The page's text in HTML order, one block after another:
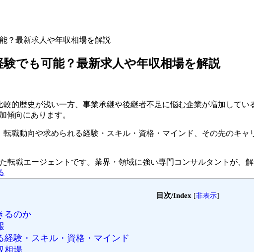
？最新求人や年収相場を解説
でも可能？最新求人や年収相場を解説
的歴史が浅い一方、事業承継や後継者不足に悩む企業が増加してい
傾向にあります。
職動向や求められる経験・スキル・資格・マインド、その先のキャ
転職エージェントです。 業界・領域に強い専門コンサルタントが、
目次/Index [非表示]
るのか
験・スキル・資格・マインド
相場